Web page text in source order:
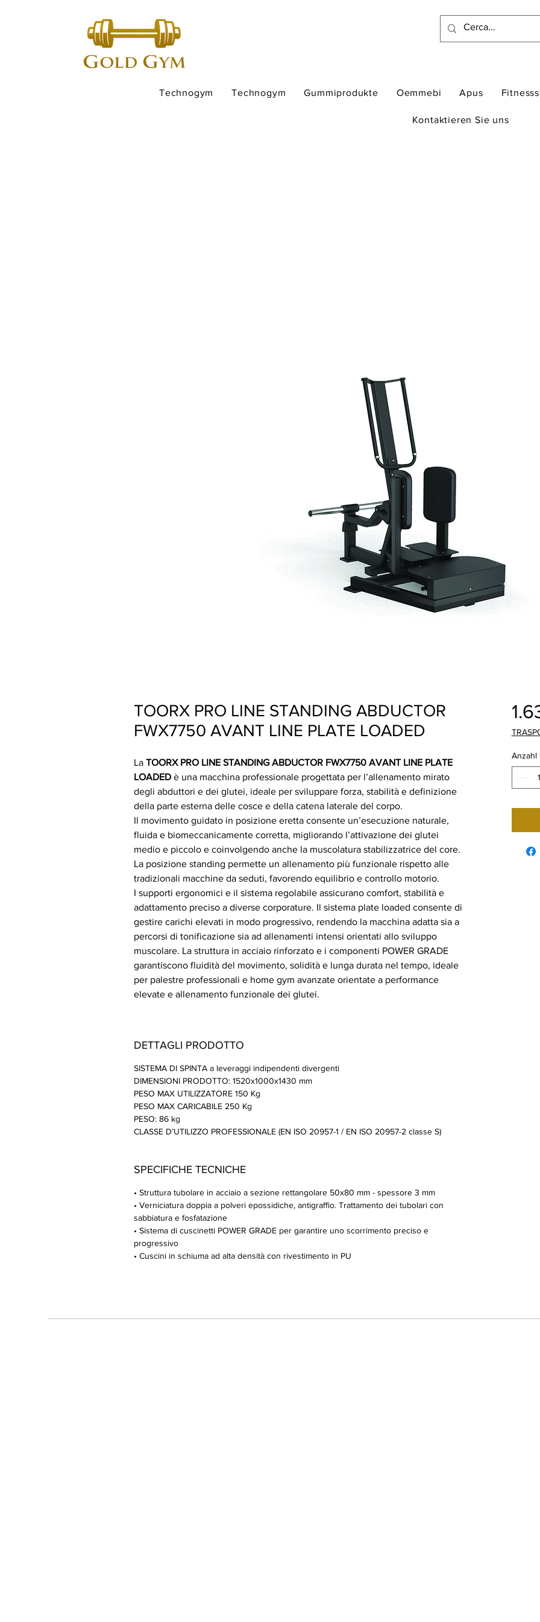
Technogym Technogym Gummiprodukte Oemmebi Apus
Kontaktieren Sie uns
TOORX PRO LINE STANDING ABDUCTOR
FWX7750 AVANT LINE PLATE LOADED
La TOORX PRO LINE STANDING ABDUCTOR FWX7750 AVANT LINE PLATE
LOADED è una macchina professionale progettata per l’allenamento mirato
degli abduttori e dei glutei, ideale per sviluppare forza, stabilità e definizione
della parte esterna delle cosce e della catena laterale del corpo.
Il movimento guidato in posizione eretta consente un’esecuzione naturale,
fluida e biomeccanicamente corretta, migliorando l’attivazione dei glutei
medio e piccolo e coinvolgendo anche la muscolatura stabilizzatrice del core.
La posizione standing permette un allenamento più funzionale rispetto alle
tradizionali macchine da seduti, favorendo equilibrio e controllo motorio.
I supporti ergonomici e il sistema regolabile assicurano comfort, stabilità e
adattamento preciso a diverse corporature. Il sistema plate loaded consente di
gestire carichi elevati in modo progressivo, rendendo la macchina adatta sia a
percorsi di tonificazione sia ad allenamenti intensi orientati allo sviluppo
muscolare. La struttura in acciaio rinforzato e i componenti POWER GRADE
garantiscono fluidità del movimento, solidità e lunga durata nel tempo, ideale
per palestre professionali e home gym avanzate orientate a performance
elevate e allenamento funzionale dei glutei.
DETTAGLI PRODOTTO
SISTEMA DI SPINTA a leveraggi indipendenti divergenti
DIMENSIONI PRODOTTO: 1520x1000x1430 mm
PESO MAX UTILIZZATORE 150 Kg
PESO MAX CARICABILE 250 Kg
PESO: 86 kg
CLASSE D’UTILIZZO PROFESSIONALE (EN ISO 20957-1 / EN ISO 20957-2 classe S)
SPECIFICHE TECNICHE
• Struttura tubolare in acciaio a sezione rettangolare 50x80 mm - spessore 3 mm
• Verniciatura doppia a polveri epossidiche, antigraffio. Trattamento dei tubolari con
sabbiatura e fosfatazione
• Sistema di cuscinetti POWER GRADE per garantire uno scorrimento preciso e
progressivo
• Cuscini in schiuma ad alta densità con rivestimento in PU
Anzahl